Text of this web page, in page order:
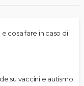
cosa fare in caso di
su vaccini e autismo